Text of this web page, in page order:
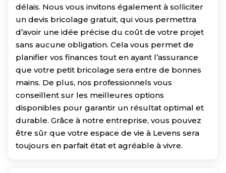
délais. Nous vous invitons également à solliciter
un devis bricolage gratuit, qui vous permettra
d’avoir une idée précise du coût de votre projet
sans aucune obligation. Cela vous permet de
planifier vos finances tout en ayant l’assurance
que votre petit bricolage sera entre de bonnes
mains. De plus, nos professionnels vous
conseillent sur les meilleures options
disponibles pour garantir un résultat optimal et
durable. Grâce à notre entreprise, vous pouvez
être sûr que votre espace de vie à Levens sera
toujours en parfait état et agréable à vivre.